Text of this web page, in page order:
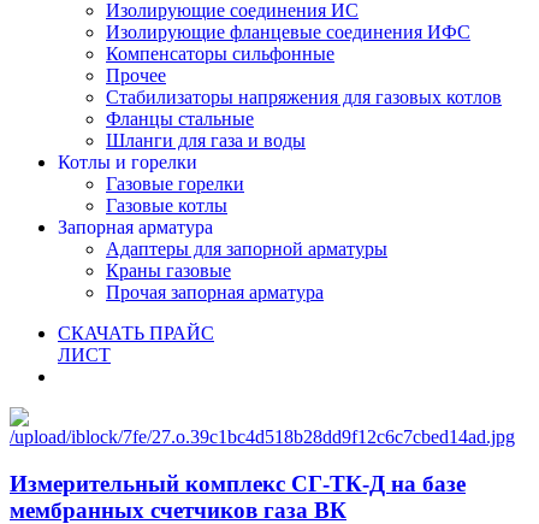
Изолирующие соединения ИС
Изолирующие фланцевые соединения ИФС
Компенсаторы сильфонные
Прочее
Стабилизаторы напряжения для газовых котлов
Фланцы стальные
Шланги для газа и воды
Котлы и горелки
Газовые горелки
Газовые котлы
Запорная арматура
Адаптеры для запорной арматуры
Краны газовые
Прочая запорная арматура
СКАЧАТЬ ПРАЙС
ЛИСТ
Измерительный комплекс СГ-ТК-Д на базе
мембранных счетчиков газа ВК